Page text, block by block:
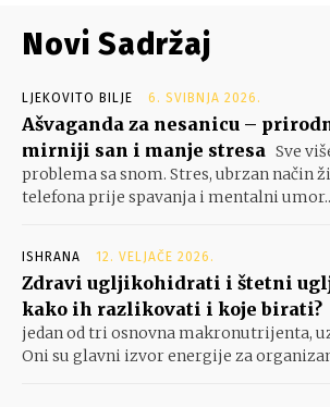
Novi Sadržaj
LJEKOVITO BILJE 6. SVIBNJA 2026.
Ašvaganda za nesanicu –
mirniji san i manje stresa Sve
problema sa snom. Stres, ubrzan način
telefona prije spavanja i mentalni
ISHRANA 12. VELJAČE 2026.
Zdravi ugljikohidrati i štetni
kako ih razlikovati i koje birati?
jedan od tri osnovna makronutrijenta,
Oni su glavni izvor energije za